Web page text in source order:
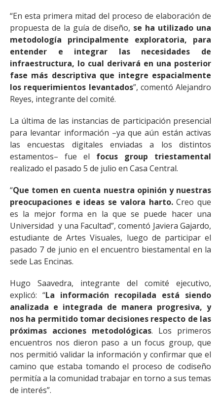
“En esta primera mitad del proceso de elaboración de
propuesta de la guía de diseño, se ha utilizado una
metodología principalmente exploratoria, para
entender e integrar las necesidades de
infraestructura, lo cual derivará en una posterior
fase más descriptiva que integre espacialmente
los requerimientos levantados”, comentó Alejandro
Reyes, integrante del comité.
La última de las instancias de participación presencial
para levantar información –ya que aún están activas
las encuestas digitales enviadas a los distintos
estamentos– fue el focus group triestamental
realizado el pasado 5 de julio en Casa Central.
“Que tomen en cuenta nuestra opinión y nuestras
preocupaciones e ideas se valora harto.Creo que
es la mejor forma en la que se puede hacer una
Universidad y una Facultad”, comentó Javiera Gajardo,
estudiante de Artes Visuales, luego de participar el
pasado 7 de junio en el encuentro biestamental en la
sede Las Encinas.
Hugo Saavedra, integrante del comité ejecutivo,
explicó: “La información recopilada está siendo
analizada e integrada de manera progresiva, y
nos ha permitido tomar decisiones respecto de las
próximas acciones metodológicas. Los primeros
encuentros nos dieron paso a un focus group, que
nos permitió validar la información y confirmar que el
camino que estaba tomando el proceso de codiseño
permitía a la comunidad trabajar en torno a sus temas
de interés”.